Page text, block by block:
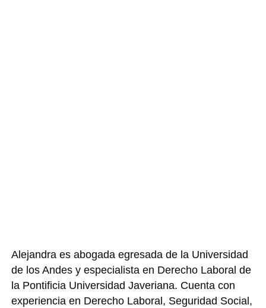
Alejandra es abogada egresada de la Universidad
de los Andes y especialista en Derecho Laboral de
la Pontificia Universidad Javeriana. Cuenta con
experiencia en Derecho Laboral, Seguridad Social,